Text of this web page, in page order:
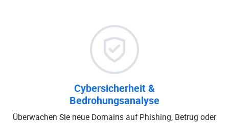
Cybersicherheit &
Bedrohungsanalyse
Überwachen Sie neue Domains auf Phishing, Betrug oder